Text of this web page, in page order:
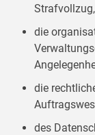
Strafvollzug,
die
die
des